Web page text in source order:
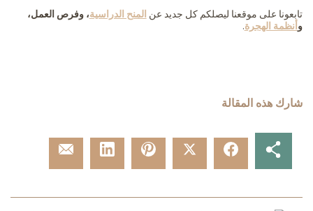
تابعونا على موقعنا ليصلكم كل جديد عن المنح الدراسية، وفرص العمل،
و أنظمة الهجرة.
شارك هذه المقالة